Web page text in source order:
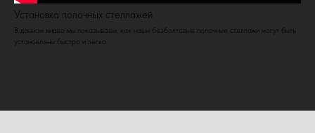
Установка полочных стеллажей
В данном видео мы показываем, как наши безболтовые полочные стеллажи могут быть
установлены быстро и легко.